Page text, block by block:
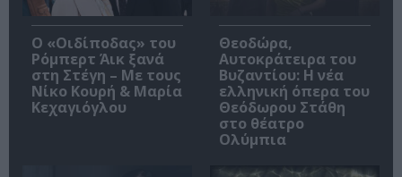
O «Οιδίποδας» του
Ρόμπερτ Άικ ξανά
στη Στέγη – Με τους
Νίκο Κουρή & Μαρία
Κεχαγιόγλου
Θεοδώρα,
Αυτοκράτειρα του
Βυζαντίου: Η νέα
ελληνική όπερα του
Θεόδωρου Στάθη
στο θέατρο
Ολύμπια